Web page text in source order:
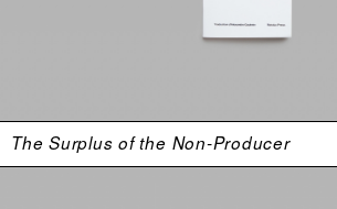
The Surplus of the Non-Producer